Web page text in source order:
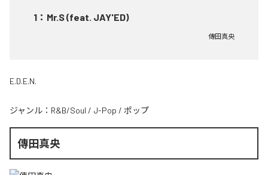
1 ： Mr.S (feat. JAY'ED)
傳田真央
E.D.E.N.
ジャンル： R&B/Soul / J-Pop / ポップ
傳田真央